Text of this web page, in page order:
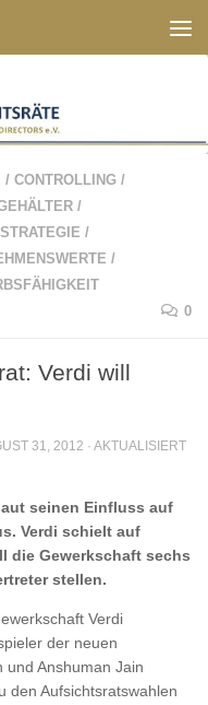
/ CONTROLLING /
/
STRATEGIE /
/
0
Verdi will
31, 2012 · AKTUALISIERT
seinen Einfluss auf
Verdi schielt auf
die Gewerkschaft sechs
stellen.
Verdi
der neuen
und Anshuman Jain
den Aufsichtsratswahlen